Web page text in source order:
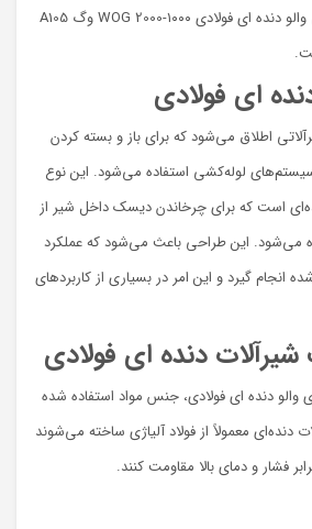
ویژگی‌ها و مشخصات فنی والو دنده ای فولادی ۱۰۰۰-WOG 2000 وگ A105
اطلاق می‌شود که برای باز و بسته کردن
لوله‌کشی استفاده می‌شود. این نوع
است که برای چرخاندن دیسک داخل شیر از
می‌شود. این طراحی باعث می‌شود که عملکرد
انجام گیرد و این امر در بسیاری از کاربردهای
دنده ای فولادی، جنس مواد استفاده شده
معمولاً از فولاد آلیاژی ساخته می‌شوند
فشار و دمای بالا مقاومت کنند.